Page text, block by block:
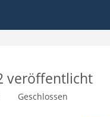
veröffentlicht
Geschlossen